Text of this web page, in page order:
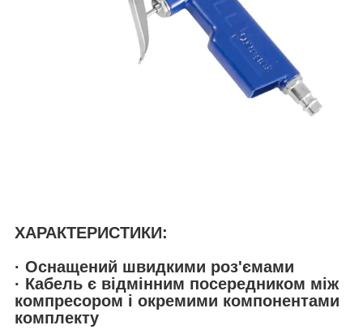
ХАРАКТЕРИСТИКИ:
· Оснащений швидкими роз'ємами
· Кабель є відмінним посередником між
компресором і окремими компонентами
комплекту